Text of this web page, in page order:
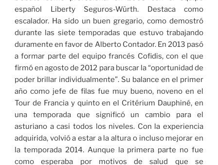
español Liberty Seguros-Würth. Destaca como
escalador. Ha sido un buen gregario, como demostró
durante las siete temporadas que estuvo trabajando
duramente en favor de Alberto Contador. En 2013 pasó
a formar parte del equipo francés Cofidis, con el que
firmó en agosto de 2012 para buscar la “oportunidad de
poder brillar individualmente”. Su balance en el primer
año como jefe de filas fue muy bueno, noveno en el
Tour de Francia y quinto en el Critérium Dauphiné, en
una temporada que significó un cambio para el
asturiano a casi todos los niveles. Con la experiencia
adquirida, volvió a estar a la altura o incluso mejorar en
la temporada 2014. Aunque la primera parte no fue
como esperaba por motivos de salud que se